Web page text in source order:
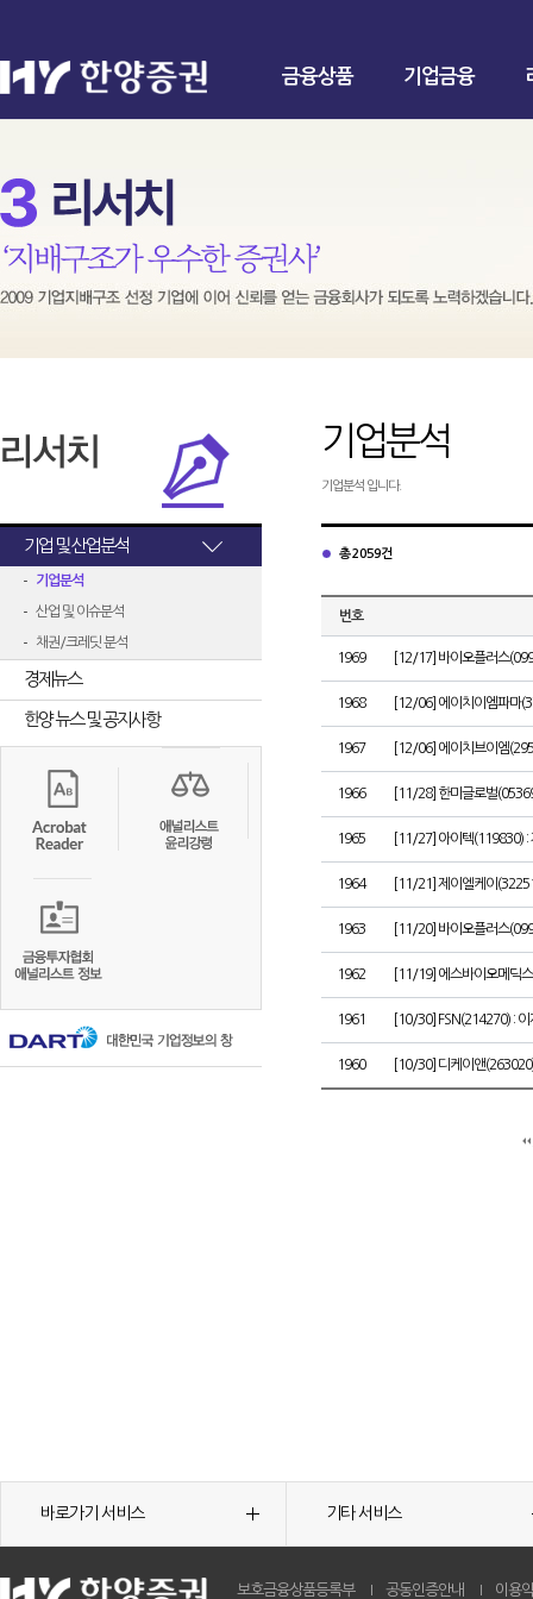
금융상품 기업금융
기업 및 산업분석
기업분석
산업 및 이슈분석
채권/크레딧 분석
경제뉴스
한양 뉴스 및 공지사항
기업분석
기업분석 입니다.
총 2059건
번호
1969 [12/17] 바이오플러스
1968 [12/06] 에이치이엠파마
1967 [12/06] 에이치브이엠
1966 [11/28] 한미글로벌
1965 [11/27] 아이텍(119830) :
1964 [11/21] 제이엘케이
1963 [11/20] 바이오플러스
1962 [11/19] 에스바이오메딕
1961 [10/30] FSN(214270) :
1960 [10/30] 디케이앤
바로가기 서비스 기타 서비스
보호금융상품등록부 공동인증안내 이용